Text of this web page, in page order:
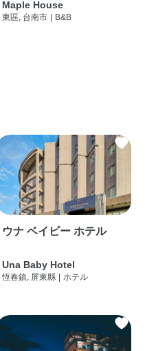
Maple House
東區, 台南市 | B&B
ウナ ベイビー ホテル
Una Baby Hotel
恆春鎮, 屏東縣 ホテル